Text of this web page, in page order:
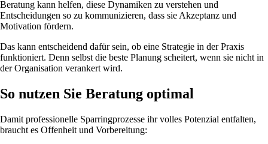
Beratung kann helfen, diese Dynamiken zu verstehen und
Entscheidungen so zu kommunizieren, dass sie Akzeptanz und
Motivation fördern.
Das kann entscheidend dafür sein, ob eine Strategie in der Praxis
funktioniert. Denn selbst die beste Planung scheitert, wenn sie nicht in
der Organisation verankert wird.
So nutzen Sie Beratung optimal
Damit professionelle Sparringprozesse ihr volles Potenzial entfalten,
braucht es Offenheit und Vorbereitung: